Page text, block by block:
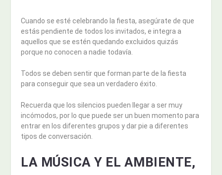
Cuando se esté celebrando la fiesta, asegúrate de que
estás pendiente de todos los invitados, e integra a
aquellos que se estén quedando excluidos quizás
porque no conocen a nadie todavía.
Todos se deben sentir que forman parte de la fiesta
para conseguir que sea un verdadero éxito.
Recuerda que los silencios pueden llegar a ser muy
incómodos, por lo que puede ser un buen momento para
entrar en los diferentes grupos y dar pie a diferentes
tipos de conversación.
LA MÚSICA Y EL AMBIENTE,